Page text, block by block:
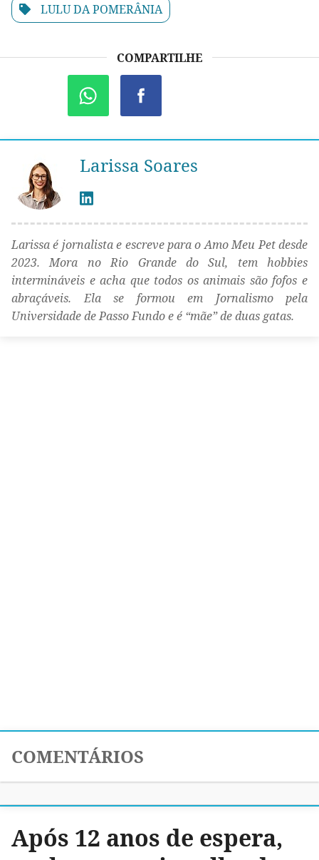
LULU DA POMERÂNIA
COMPARTILHE
Larissa Soares
Larissa é jornalista e escreve para o Amo Meu Pet desde
2023. Mora no Rio Grande do Sul, tem hobbies
intermináveis e acha que todos os animais são fofos e
abraçáveis. Ela se formou em Jornalismo pela
Universidade de Passo Fundo e é “mãe” de duas gatas.
COMENTÁRIOS